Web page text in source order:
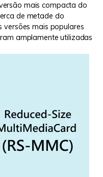
mais compacta do
de metade do
versões mais populares
amplamente utilizadas